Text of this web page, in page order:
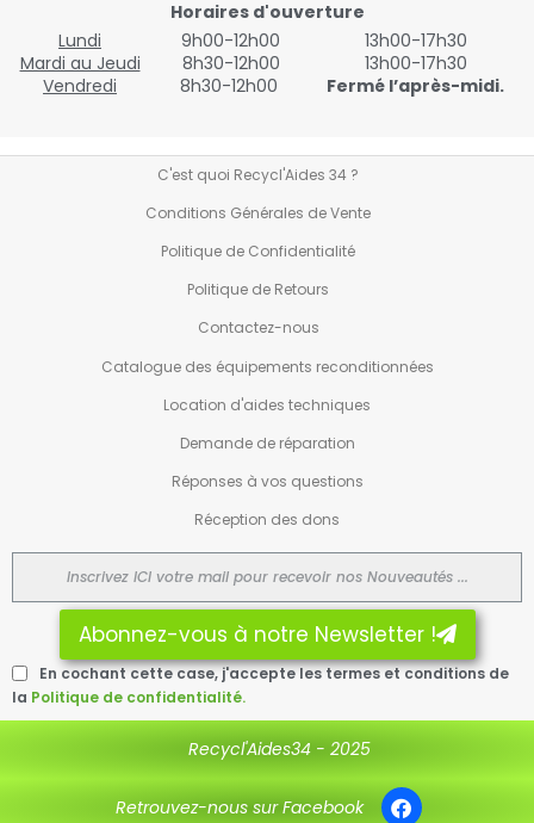
Horaires d'ouverture
Lundi
9h00-12h00
13h00-17h30
Mardi au Jeudi
8h30-12h00
13h00-17h30
Vendredi
8h30-12h00 Fermé l’après-midi.
C'est quoi Recycl'Aides 34 ?
Conditions Générales de Vente
Politique de Confidentialité
Politique de Retours
Contactez-nous
Catalogue des équipements reconditionnées
Location d'aides techniques
Demande de réparation
Réponses à vos questions
Réception des dons
Abonnez-vous à notre Newsletter !
En cochant cette case, j'accepte les termes et conditions de
la Politique de confidentialité.
Recycl'Aides34 - 2025
Retrouvez-nous sur Facebook